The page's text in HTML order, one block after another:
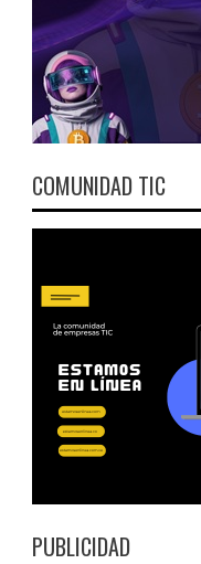
COMUNIDAD TIC
PUBLICIDAD